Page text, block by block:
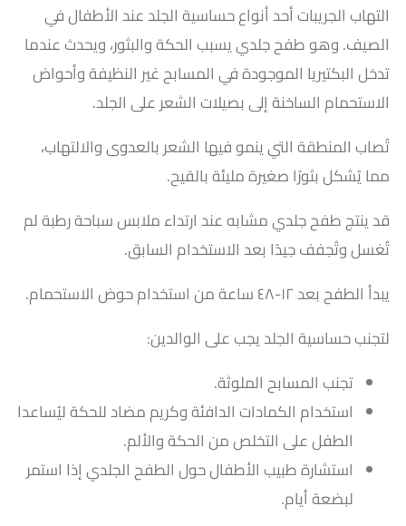
التهاب الجريبات أحد أنواع حساسية الجلد عند الأطفال في
الصيف​. وهو طفح جلدي يسبب الحكة والبثور، ويحدث عندما
تدخل البكتيريا الموجودة في المسابح غير النظيفة وأحواض
الاستحمام الساخنة إلى بصيلات الشعر على الجلد.
تُصاب المنطقة التي ينمو فيها الشعر بالعدوى والالتهاب،
مما يُشكل بثورًا صغيرة مليئة بالقيح.
قد ينتج طفح جلدي مشابه عند ارتداء ملابس سباحة رطبة لم
تُغسل وتُجفف جيدًا بعد الاستخدام السابق.
يبدأ الطفح بعد ١٢-٤٨ ساعة من استخدام حوض الاستحمام.
لتجنب حساسية الجلد يجب على الوالدين:
تجنب المسابح الملوثة.
استخدام الكمادات الدافئة وكريم مضاد للحكة ليُساعدا
الطفل على التخلص من الحكة والألم.
استشارة طبيب الأطفال حول الطفح الجلدي إذا استمر
لبضعة أيام.